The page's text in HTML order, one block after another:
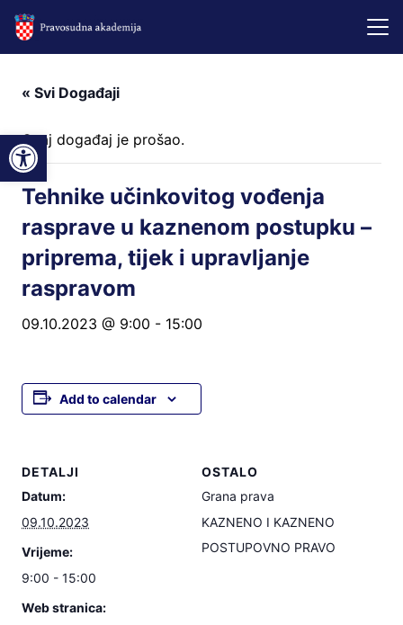
« Svi Događaji
Ovaj događaj je prošao.
Tehnike učinkovitog vođenja
rasprave u kaznenom postupku –
priprema, tijek i upravljanje
raspravom
09.10.2023 @ 9:00 - 15:00
Add to calendar
DETALJI
Datum:
09.10.2023
Vrijeme:
9:00 - 15:00
Web stranica:
OSTALO
Grana prava
KAZNENO I KAZNENO
POSTUPOVNO PRAVO
Open toolbar